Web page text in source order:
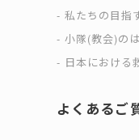
私たちの目指
小隊(教会)の
日本における
よくあるご